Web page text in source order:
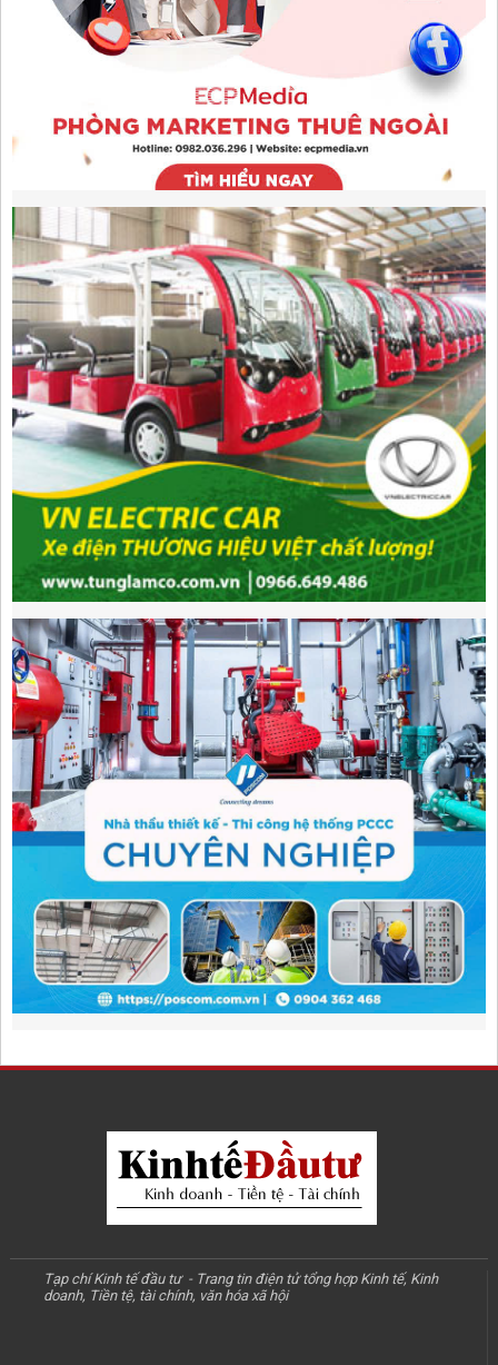
Tạp chí Kinh tế đầu tư - Trang tin điện tử tổng hợp Kinh tế, Kinh
doanh, Tiền tệ, tài chính, văn hóa xã hội